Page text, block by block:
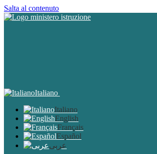
Salta al contenuto
Italiano
Italiano
English
Français
Español
عربى